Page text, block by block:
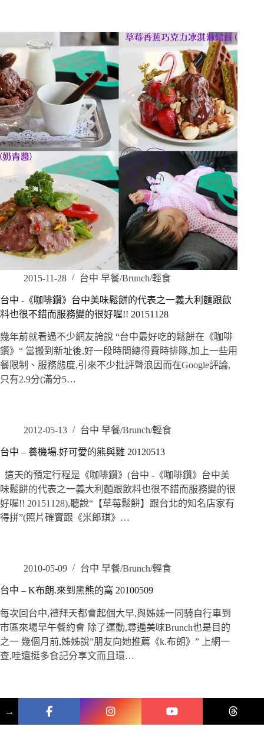
2015-11-28 台中 早餐/Brunch/輕食
台中 -《咖啡鑽》台中美味鬆餅的代表之一義大利麵跟飲
料也很不錯而服務變的很好喔!! 20151128
幾年前就看過不少網友誇說 “台中最好吃的鬆餅在《咖啡
鑽》“ 當搬到新址後,好一段時間總得費時排隊,加上一些用
餐限制、服務態度,引來不少批評聲浪因而在Google評論,
只有2.9分(滿分5…
2012-05-13 台中 早餐/Brunch/輕食
台中 – 養機場.好可愛的熊與雞 20120513
這天的預定行程是《咖啡鑽》(台中 -《咖啡鑽》台中美
味鬆餅的代表之一義大利麵跟飲料也很不錯而服務變的很
好喔!! 20151128),聽說“【草莓鬆餅】跟台北的知名店家有
得拼”(照片確實跟《米郎琪》…
2010-05-09 台中 早餐/Brunch/輕食
台中 – K布朗.來到黑熊的窩 20100509
每次回台中,禮拜天都會起個大早,與姊姊一同騎自行車到
市區來場早午餐約會 除了運動,尋遍美味Brunch也是目的
之一 幾個月前,姊姊說”朋友向她推薦《k.布朗》” 上網一
查,哇還挺多食記分享文而且環…
→